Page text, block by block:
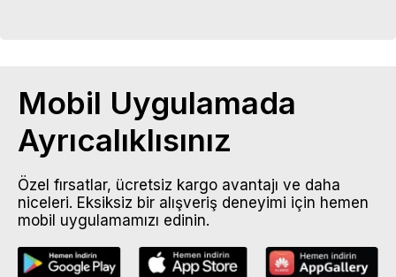
Mobil Uygulamada
Ayrıcalıklısınız
Özel fırsatlar, ücretsiz kargo avantajı ve daha
niceleri. Eksiksiz bir alışveriş deneyimi için hemen
mobil uygulamamızı edinin.